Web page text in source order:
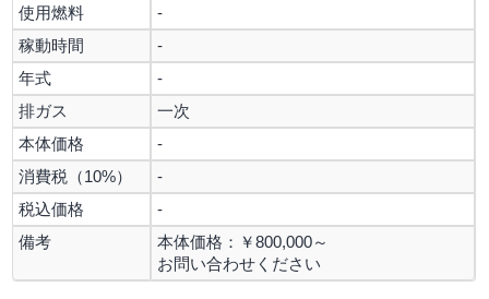
使用燃料
-
稼動時間
-
年式
-
排ガス
一次
本体価格
-
消費税（10%）
-
税込価格
-
備考
本体価格：￥800,000～
お問い合わせください